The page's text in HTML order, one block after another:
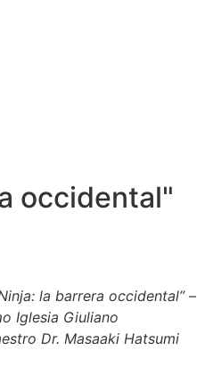
occidental"
la barrera occidental” –
Iglesia Giuliano
Dr. Masaaki Hatsumi